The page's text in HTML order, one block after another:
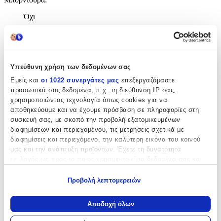
Υπεύθυνη χρήση των δεδομένων σας
Εμείς και οι 1022 συνεργάτες μας επεξεργαζόμαστε
προσωπικά σας δεδομένα, π.χ. τη διεύθυνση IP σας,
χρησιμοποιώντας τεχνολογία όπως cookies για να
αποθηκεύουμε και να έχουμε πρόσβαση σε πληροφορίες στη
συσκευή σας, με σκοπό την προβολή εξατομικευμένων
διαφημίσεων και περιεχομένου, τις μετρήσεις σχετικά με
διαφημίσεις και περιεχόμενο, την καλύτερη εικόνα του κοινού
μας και την ανάπτυξη προϊόντων. Έχετε τη δυνατότητα
Να συλλέξουμε πληροφορίες σχετικά με τη γεωγραφική
σας τοποθεσία, οι οποίες μπορεί να είναι ακριβείς σε
Προβολή λεπτομερειών
Αποδοχή όλων
Όχι
Φωσφοριζέ
Όχι
3D:
Όχι
Χαρακτηριστικά
+
Χαρακτηριστικά
AG Design Group
Βασικά Χαρακτηριστικά